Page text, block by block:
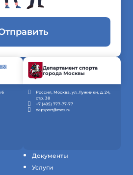
Документы
Услуги
6
Департамент спорта
города Москвы
Россия, Москва, ул. Лужники, д. 24,
стр. 38
+7 (495) 777-77-77
depsport@mos.ru